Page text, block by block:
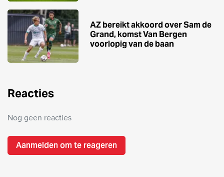
AZ bereikt akkoord over Sam de
Grand, komst Van Bergen
voorlopig van de baan
Reacties
Nog geen reacties
Aanmelden om te reageren